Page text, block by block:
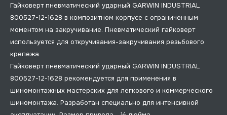
Гайковерт пневматический ударный GARWIN INDUSTRIAL
800527-12-1628 в композитном корпусе с ограниченным
моментом на закручивание. Пневматический гайковерт
используется для откручивания-закручивания резьбового
крепежа.
Гайковерт пневматический ударный GARWIN INDUSTRIAL
800527-12-1628 рекомендуется для применения в
шиномонтажных мастерских для легкового и коммерческого
шиномонтажа. Разработан специально для интенсивной